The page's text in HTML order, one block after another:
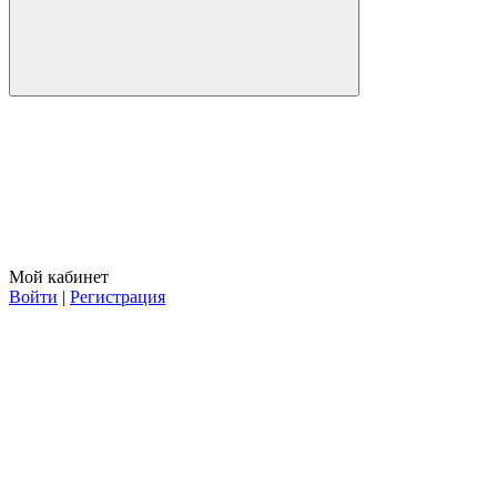
Мой кабинет
Войти | Регистрация